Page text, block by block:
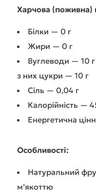
Харчова (поживна)
Білки — 0 г
Жири — 0 г
Вуглеводи — 10 г
з них цукри — 10 г
Сіль — 0,04 г
Калорійність —
Енергетична
Особливості:
Натуральний
м’якоттю